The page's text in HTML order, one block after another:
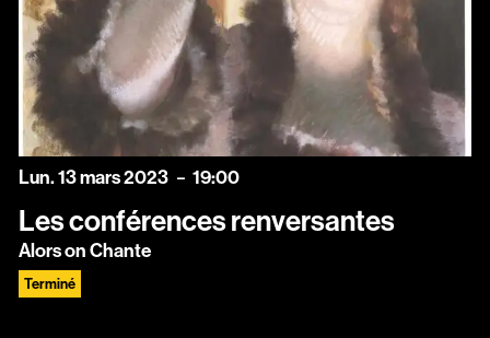
lundi
Lun.13mars
mars2023 19:00
Les conférences renversantes
Alors on Chante
Terminé